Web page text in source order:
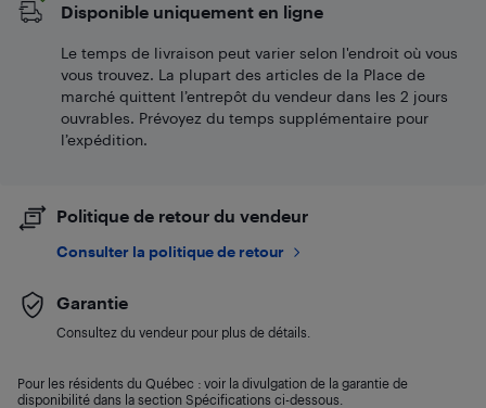
Disponible uniquement en ligne
Le temps de livraison peut varier selon l'endroit où vous
vous trouvez. La plupart des articles de la Place de
marché quittent l’entrepôt du vendeur dans les 2 jours
ouvrables. Prévoyez du temps supplémentaire pour
l’expédition.
Politique de retour du vendeur
Consulter la politique de retour
Garantie
Consultez du vendeur pour plus de détails.
Pour les résidents du Québec : voir la divulgation de la garantie de
disponibilité dans la section Spécifications ci-dessous.